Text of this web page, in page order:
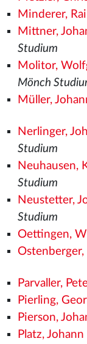
Minderer,
Mittner,
Studium
Molitor,
Mönch
Müller,
Nerlinger,
Studium
Neuhausen,
Studium
Neustetter,
Studium
Oettingen,
Parvaller,
Pierling,
Pierson,
Platz,